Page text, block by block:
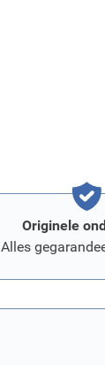
Originele
Alles